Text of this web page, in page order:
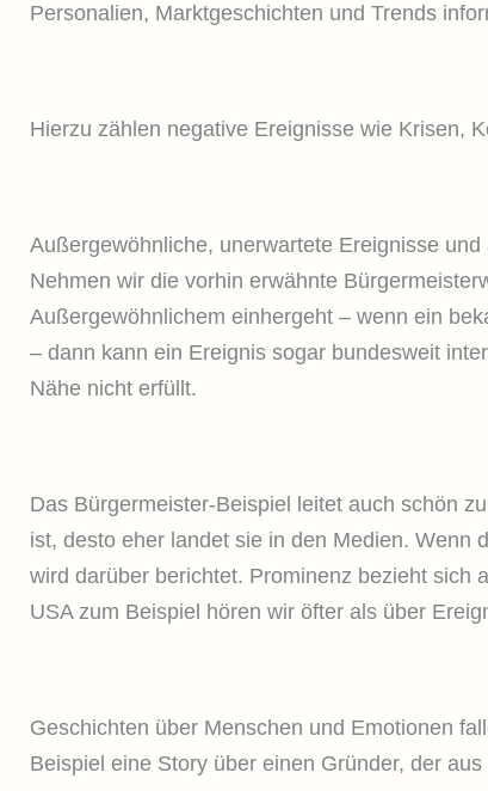
Personalien, Marktgeschichten und Trends
Hierzu zählen negative Ereignisse wie Krisen,
Außergewöhnliche, unerwartete Ereignisse
Nehmen wir die vorhin erwähnte
Außergewöhnlichem einhergeht – wenn ein
– dann kann ein Ereignis sogar bundesweit
Nähe nicht erfüllt.
Das Bürgermeister-Beispiel leitet auch schön
ist, desto eher landet sie in den Medien. Wenn
wird darüber berichtet. Prominenz bezieht sich
USA zum Beispiel hören wir öfter als über
Geschichten über Menschen und Emotionen
Beispiel eine Story über einen Gründer, der